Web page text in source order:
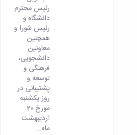
رئیس محترم
دانشگاه و
رئیس شورا و
همچنین
معاونین
دانشجویی،
فرهنگی و
توسعه و
پشتیبانی در
روز یکشنبه
مورخ 20
اردیبهشت
ماه...